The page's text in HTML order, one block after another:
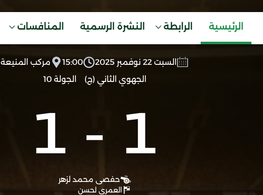
الرئيسية الرابطة النشرة الرسمية المنافسات
السبت 22 نوفمبر 2025 15:00
مركب المنيعة
الجهوي الثاني (ج)
الجولة 10
1
-
1
حفصى محمد لزهر
العمري لحسن